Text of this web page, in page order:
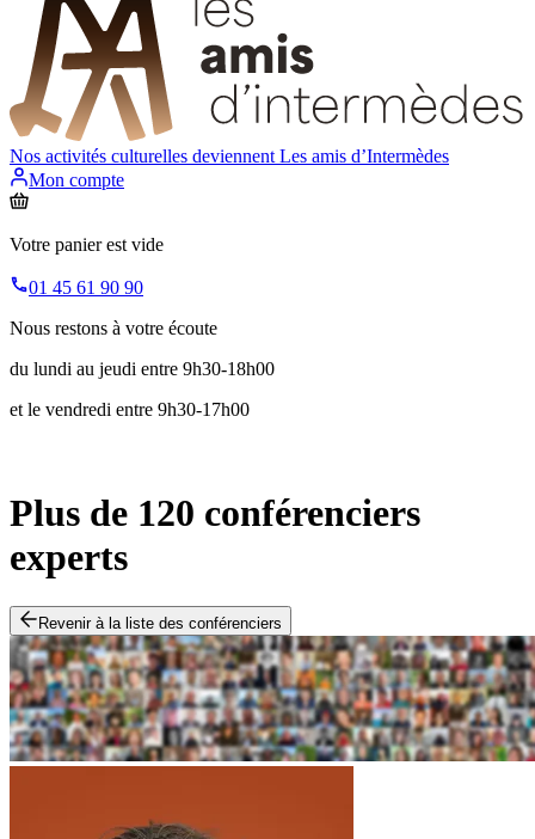
Nos activités culturelles deviennent Les amis d’Intermèdes
Mon compte
Votre panier est vide
01 45 61 90 90
Nous restons à votre écoute
du lundi au jeudi entre 9h30-18h00
et le vendredi entre 9h30-17h00
Plus de 120 conférenciers
experts
Revenir à la liste des conférenciers